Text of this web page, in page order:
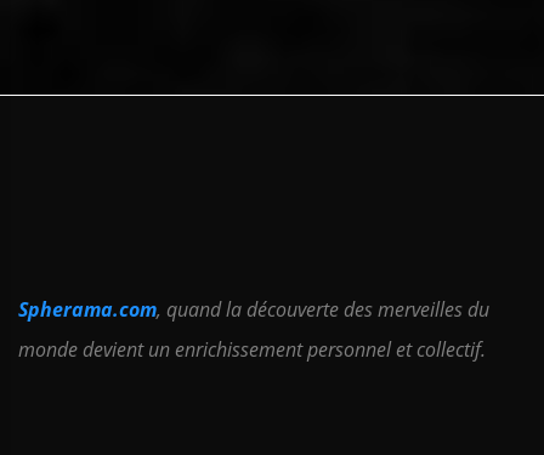
Spherama.com, quand la découverte des merveilles du
monde devient un enrichissement personnel et collectif.